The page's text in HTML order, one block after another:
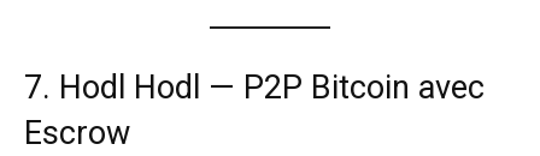
7. Hodl Hodl — P2P Bitcoin avec
Escrow